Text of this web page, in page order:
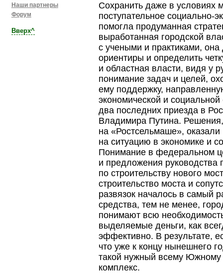
Сохранить даже в условиях
поступательноесоциально-
помогла продуманная
выработанная городской
с учеными и практиками,
ориентиры и определить
и областная власти, видя у
понимание задач и целей,
ему поддержку,
экономической и
два последних приезда в
Владимира Путина.
на «Ростсельмаше»,
на ситуацию в экономике и
Понимание в федеральном
и предложения руководства
по строительству нового
строительство моста и
развязок началось в самый
средства, тем не менее,
понимают всю
выделяемые деньги, как
эффективно. В результате,
что уже к концу нынешнего
такой нужный всему Южному
комплекс.
Наши партнеры
Форум
Вверх^